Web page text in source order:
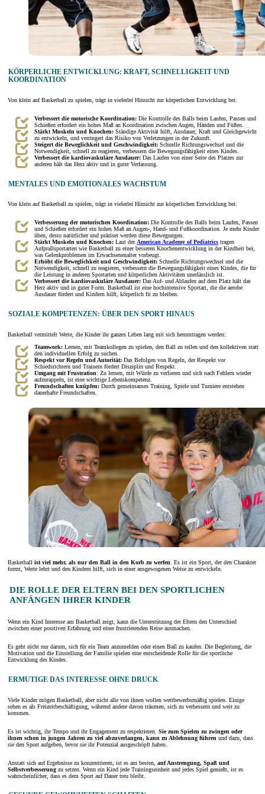
KÖRPERLICHE ENTWICKLUNG: KRAFT, SCHNELLIGKEIT UND
KOORDINATION
Von klein auf Basketball zu spielen, trägt in vielerlei Hinsicht zur körperlichen Entwicklung bei:
Verbessert die motorische Koordination: Die Kontrolle des Balls beim Laufen, Passen und
Schießen erfordert ein hohes Maß an Koordination zwischen Augen, Händen und Füßen.
Stärkt Muskeln und Knochen: Ständige Aktivität hilft, Ausdauer, Kraft und Gleichgewicht
zu entwickeln, und verringert das Risiko von Verletzungen in der Zukunft.
Steigert die Beweglichkeit und Geschwindigkeit: Schnelle Richtungswechsel und die
Notwendigkeit, schnell zu reagieren, verbessern die Bewegungsfähigkeit eines Kindes.
Verbessert die kardiovaskuläre Ausdauer: Das Laufen von einer Seite des Platzes zur
anderen hält das Herz aktiv und in guter Verfassung.
MENTALES UND EMOTIONALES WACHSTUM
Von klein auf Basketball zu spielen, trägt in vielerlei Hinsicht zur körperlichen Entwicklung bei:
Verbesserung der motorischen Koordination: Die Kontrolle des Balls beim Laufen, Passen
und Schießen erfordert ein hohes Maß an Augen-, Hand- und Fußkoordination. Je mehr Kinder
üben, desto natürlicher und präziser werden diese Bewegungen.
Stärkt Muskeln und Knochen: Laut derAmerican Academy of Pediatrics tragen
Aufprallsportarten wie Basketball zu einer besseren Knochenentwicklung in der Kindheit bei,
was Gelenkproblemen im Erwachsenenalter vorbeugt.
Erhöht die Beweglichkeit und Geschwindigkeit: Schnelle Richtungswechsel und die
Notwendigkeit, schnell zu reagieren, verbessern die Bewegungsfähigkeit eines Kindes, die für
die Leistung in anderen Sportarten und körperlichen Aktivitäten unerlässlich ist.
Verbessert die kardiovaskuläre Ausdauer: Das Auf- und Ablaufen auf dem Platz hält das
Herz aktiv und in guter Form. Basketball ist eine hochintensive Sportart, die die aerobe
Ausdauer fördert und Kindern hilft, körperlich fit zu bleiben.
SOZIALE KOMPETENZEN: ÜBER DEN SPORT HINAUS
Basketball vermittelt Werte, die Kinder ihr ganzes Leben lang mit sich herumtragen werden:
Teamwork: Lernen, mit Teamkollegen zu spielen, den Ball zu teilen und den kollektiven statt
den individuellen Erfolg zu suchen.
Respekt vor Regeln und Autorität: Das Befolgen von Regeln, der Respekt vor
Schiedsrichtern und Trainern fördert Disziplin und Respekt.
Umgang mit Frustration: Zu lernen, mit Würde zu verlieren und sich nach Fehlern wieder
aufzurappeln, ist eine wichtige Lebenskompetenz.
Freundschaften knüpfen: Durch gemeinsames Training, Spiele und Turniere entstehen
dauerhafte Freundschaften.
Basketball ist viel mehr, als nur den Ball in den Korb zu werfen . Es ist ein Sport, der den Charakter
formt, Werte lehrt und den Kindern hilft, sich in einer ausgewogenen Weise zu entwickeln.
DIE ROLLE DER ELTERN BEI DEN SPORTLICHEN
ANFÄNGEN IHRER KINDER
Wenn ein Kind Interesse am Basketball zeigt, kann die Unterstützung der Eltern den Unterschied
zwischen einer positiven Erfahrung und einer frustrierenden Reise ausmachen.
Es geht nicht nur darum, sich für ein Team anzumelden oder einen Ball zu kaufen. Die Begleitung, die
Motivation und die Einstellung der Familie spielen eine entscheidende Rolle für die sportliche
Entwicklung des Kindes.
ERMUTIGE DAS INTERESSE OHNE DRUCK
Viele Kinder mögen Basketball, aber nicht alle von ihnen wollen wettbewerbsmäßig spielen. Einige
sehen es als Freizeitbeschäftigung, während andere davon träumen, sich zu verbessern und weit zu
kommen.
Es ist wichtig, ihr Tempo und ihr Engagement zu respektieren. Sie zum Spielen zu zwingen oder
ihnen schon in jungen Jahren zu viel abzuverlangen, kann zu Ablehnung führen und dazu, dass
sie den Sport aufgeben, bevor sie ihr Potenzial ausgeschöpft haben.
Anstatt sich auf Ergebnisse zu konzentrieren, ist es am besten, auf Anstrengung, Spaß und
Selbstverbesserung zu setzen. Wenn ein Kind jede Trainingseinheit und jedes Spiel genießt, ist es
wahrscheinlicher, dass es dem Sport auf Dauer treu bleibt.